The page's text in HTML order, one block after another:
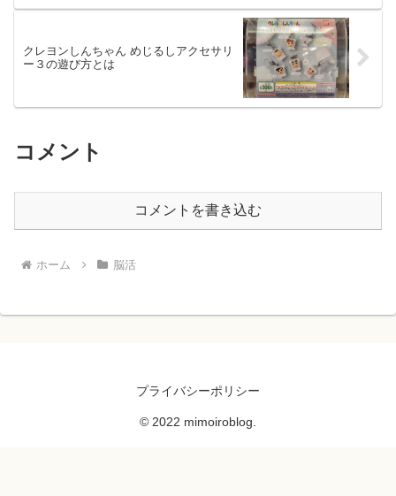
クレヨンしんちゃん めじるしアクセサリ
ー３の遊び方とは
コメント
コメントを書き込む
ホーム 脳活
プライバシーポリシー
© 2022 mimoiroblog.